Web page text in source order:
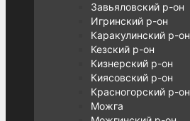
Завьяловский р-он
Игринский р-он
Каракулинский р-он
Кезский р-он
Кизнерский р-он
Киясовский р-он
Красногорский р-он
Можга